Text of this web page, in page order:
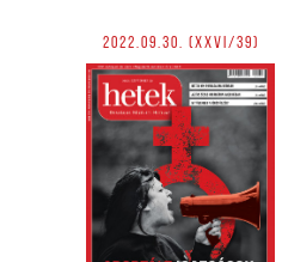
2022.09.30. (XXVI/39)